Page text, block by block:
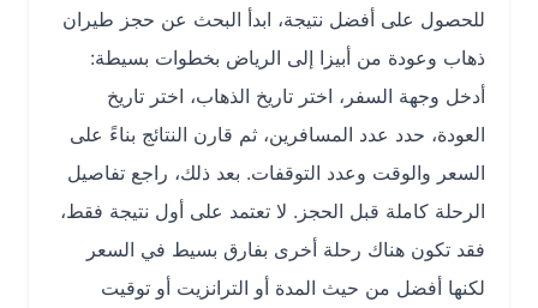
للحصول على أفضل نتيجة، ابدأ البحث عن حجز طيران
ذهاب وعودة من أبيزا إلى الرياض بخطوات بسيطة:
أدخل وجهة السفر، اختر تاريخ الذهاب، اختر تاريخ
العودة، حدد عدد المسافرين، ثم قارن النتائج بناءً على
السعر والوقت وعدد التوقفات. بعد ذلك، راجع تفاصيل
الرحلة كاملة قبل الحجز. لا تعتمد على أول نتيجة فقط،
فقد تكون هناك رحلة أخرى بفارق بسيط في السعر
لكنها أفضل من حيث المدة أو الترانزيت أو توقيت